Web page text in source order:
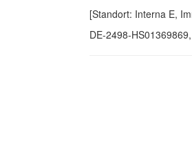
[Standort: Interna E,
DE-2498-HS01369869,